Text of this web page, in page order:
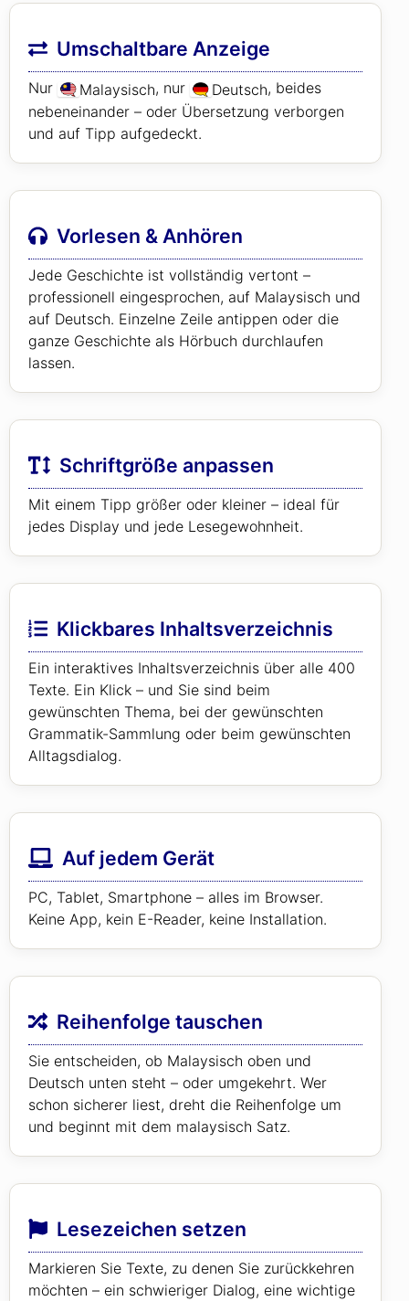
Umschaltbare Anzeige
Nur Malaysisch, nur Deutsch, beides
nebeneinander – oder Übersetzung verborgen
und auf Tipp aufgedeckt.
Vorlesen & Anhören
Jede Geschichte ist vollständig vertont –
professionell eingesprochen, auf Malaysisch und
auf Deutsch. Einzelne Zeile antippen oder die
ganze Geschichte als Hörbuch durchlaufen
lassen.
Schriftgröße anpassen
Mit einem Tipp größer oder kleiner – ideal für
jedes Display und jede Lesegewohnheit.
Klickbares Inhaltsverzeichnis
Ein interaktives Inhaltsverzeichnis über alle 400
Texte. Ein Klick – und Sie sind beim
gewünschten Thema, bei der gewünschten
Grammatik-Sammlung oder beim gewünschten
Alltagsdialog.
Auf jedem Gerät
PC, Tablet, Smartphone – alles im Browser.
Keine App, kein E-Reader, keine Installation.
Reihenfolge tauschen
Sie entscheiden, ob Malaysisch oben und
Deutsch unten steht – oder umgekehrt. Wer
schon sicherer liest, dreht die Reihenfolge um
und beginnt mit dem malaysisch Satz.
Lesezeichen setzen
Markieren Sie Texte, zu denen Sie zurückkehren
möchten – ein schwieriger Dialog, eine wichtige